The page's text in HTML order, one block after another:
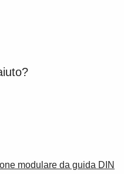
modulare da guida DIN